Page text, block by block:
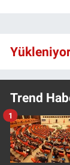
Trend
1